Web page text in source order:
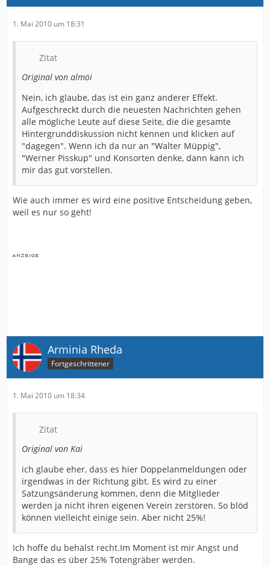
1. Mai 2010 um 18:31
Zitat
Original von almöi
Nein, ich glaube, das ist ein ganz anderer Effekt.
Aufgeschreckt durch die neuesten Nachrichten gehen
alle mögliche Leute auf diese Seite, die die gesamte
Hintergrunddiskussion nicht kennen und klicken auf
"dagegen". Wenn ich da nur an "Walter Müppig",
"Werner Pisskup" und Konsorten denke, dann kann ich
mir das gut vorstellen.
Wie auch immer es wird eine positive Entscheidung geben,
weil es nur so geht!
Arminia Rheda
Fortgeschrittener
1. Mai 2010 um 18:34
Zitat
Original von Kai
ich glaube eher, dass es hier Doppelanmeldungen oder
irgendwas in der Richtung gibt. Es wird zu einer
Satzungsänderung kommen, denn die Mitglieder
werden ja nicht ihren eigenen Verein zerstören. So blöd
können vielleicht einige sein. Aber nicht 25%!
Ich hoffe du behälst recht.Im Moment ist mir Angst und
Bange das es über 25% Totengräber werden.